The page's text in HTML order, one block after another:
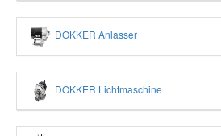
DOKKER Anlasser
DOKKER Lichtmaschine